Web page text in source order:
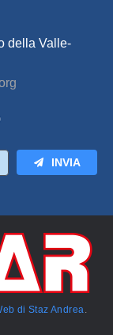
della Valle-
INVIA
di Staz Andrea.